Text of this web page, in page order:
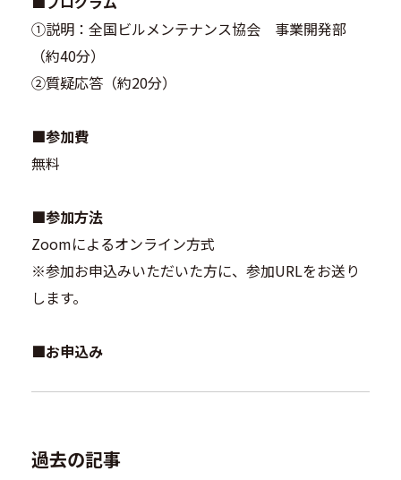
①説明：全国ビルメンテナンス協会 事業開発部
（約40分）
②質疑応答（約20分）
■参加費
無料
■参加方法
Zoomによるオンライン方式
※参加お申込みいただいた方に、参加URLをお送り
します。
■お申込み
過去の記事